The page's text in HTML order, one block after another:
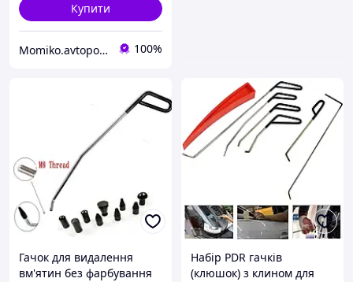
Купити
Momiko.avtopomich 100%
Гачок для видалення
вм'ятин без фарбування
Набір PDR гачків
(клюшок) з клином для